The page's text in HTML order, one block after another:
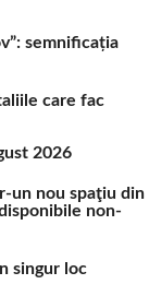
semnificația
care fac
2026
un nou spaţiu din
non-
singur loc